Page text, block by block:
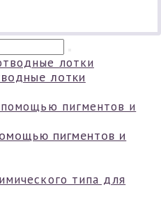
лотки
пигментов и